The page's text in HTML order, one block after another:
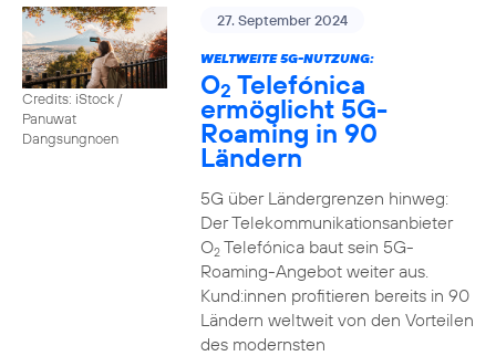
Credits: iStock /
Panuwat
Dangsungnoen
27. September 2024
WELTWEITE 5G-NUTZUNG:
O2 Telefónica
ermöglicht 5G-
Roaming in 90
Ländern
5G über Ländergrenzen hinweg:
Der Telekommunikationsanbieter
O2Telefónica baut sein 5G-
Roaming-Angebot weiter aus.
Kund:innen profitieren bereits in 90
Ländern weltweit von den Vorteilen
des modernsten